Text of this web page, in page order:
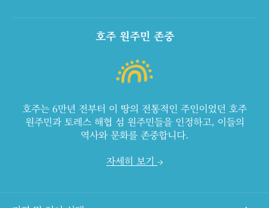
호주 원주민 존중
호주는 6만년 전부터 이 땅의 전통적인 주인이었던 호주
원주민과 토레스 해협 섬 원주민들을 인정하고, 이들의
역사와 문화를 존중합니다.
자세히 보기